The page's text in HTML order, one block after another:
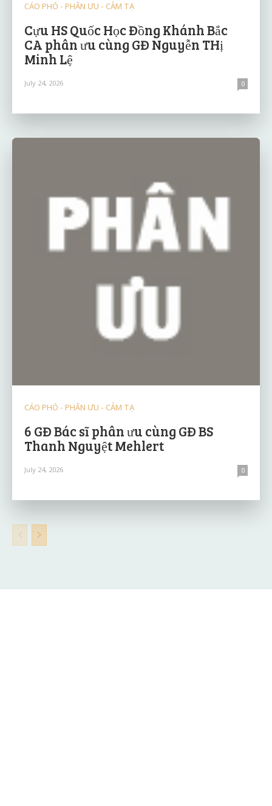
CÁO PHÓ - PHÂN ƯU - CẢM TẠ
Cựu HS Quốc Học Đồng Khánh Bắc
CA phân ưu cùng GĐ Nguyễn THị
Minh Lệ
July 24, 2026 0
CÁO PHÓ - PHÂN ƯU - CẢM TẠ
6 GĐ Bác sĩ phân ưu cùng GĐ BS
Thanh Nguyệt Mehlert
July 24, 2026 0